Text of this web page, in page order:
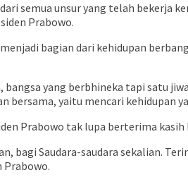
semua unsur yang telah bekerja
Prabowo.
bagian dari kehidupan
bangsa yang berbhineka tapi satu
yaitu mencari kehidupan
Prabowo tak lupa berterima
bagi Saudara-saudara sekalian.
Prabowo.